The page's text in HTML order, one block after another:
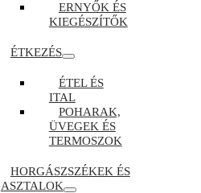
ERNYŐK ÉS
KIEGÉSZÍTŐK
ÉTKEZÉS
ÉTEL ÉS
ITAL
POHARAK,
ÜVEGEK ÉS
TERMOSZOK
HORGÁSZSZÉKEK ÉS
ASZTALOK